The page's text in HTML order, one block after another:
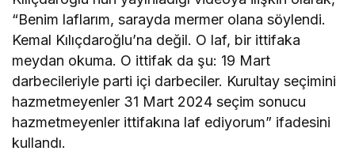
“Benim laflarım, sarayda mermer olana söylendi.
Kemal Kılıçdaroğlu’na değil. O laf, bir ittifaka
meydan okuma. O ittifak da şu: 19 Mart
darbecileriyle parti içi darbeciler. Kurultay seçimini
hazmetmeyenler 31 Mart 2024 seçim sonucu
hazmetmeyenler ittifakına laf ediyorum” ifadesini
kullandı.